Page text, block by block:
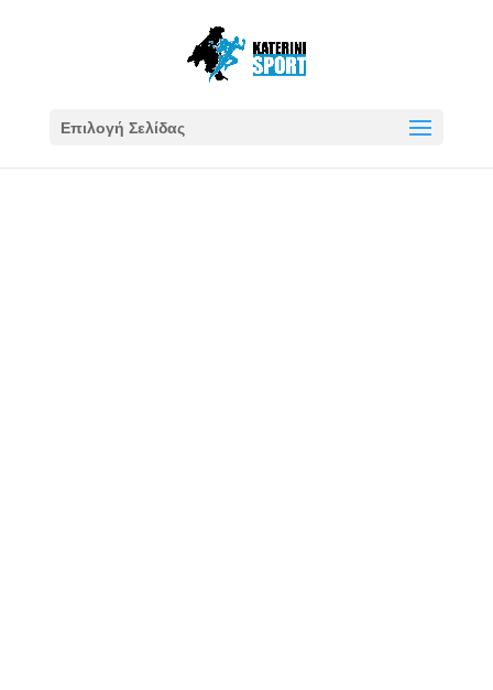
Επιλογή Σελίδας